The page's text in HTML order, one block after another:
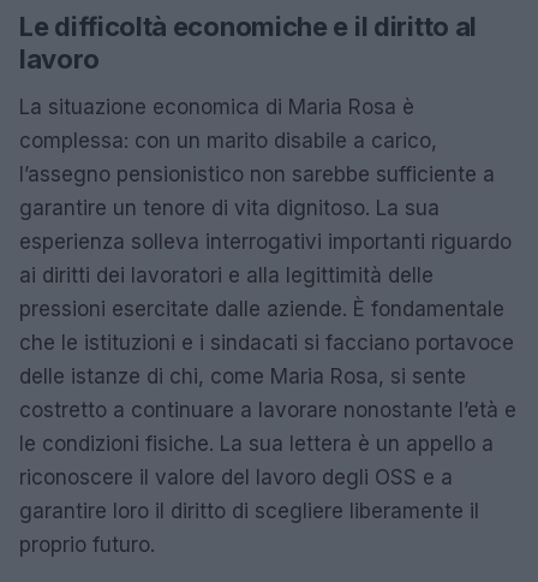
Le difficoltà economiche e il diritto al
lavoro
La situazione economica di Maria Rosa è
complessa: con un marito disabile a carico,
l’assegno pensionistico non sarebbe sufficiente a
garantire un tenore di vita dignitoso. La sua
esperienza solleva interrogativi importanti riguardo
ai diritti dei lavoratori e alla legittimità delle
pressioni esercitate dalle aziende. È fondamentale
che le istituzioni e i sindacati si facciano portavoce
delle istanze di chi, come Maria Rosa, si sente
costretto a continuare a lavorare nonostante l’età e
le condizioni fisiche. La sua lettera è un appello a
riconoscere il valore del lavoro degli OSS e a
garantire loro il diritto di scegliere liberamente il
proprio futuro.